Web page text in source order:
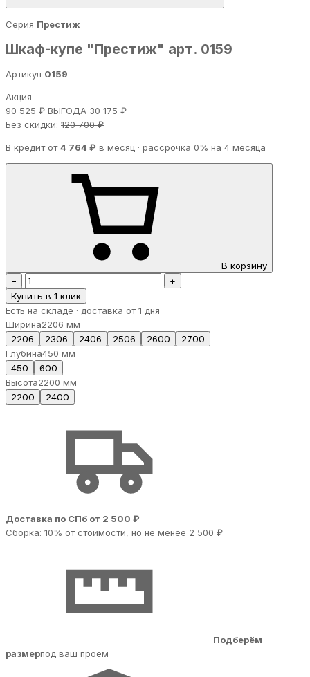
Серия Престиж
Шкаф-купе "Престиж" арт. 0159
Артикул 0159
Акция
90 525 ₽ ВЫГОДА 30 175 ₽
Без скидки: 120 700 ₽
В кредит от4 764 ₽ в месяц · рассрочка 0% на 4 месяца
В корзину
−
+
Купить в 1 клик
Есть на складе · доставка от 1 дня
Ширина2206 мм
2206
2306 2406 2506 2600
2700
Глубина450 мм
450
600
Высота2200 мм
2200
2400
Доставка по СПб от 2 500 ₽
Сборка: 10% от стоимости, но не менее 2 500 ₽
Подберём
размерпод ваш проём